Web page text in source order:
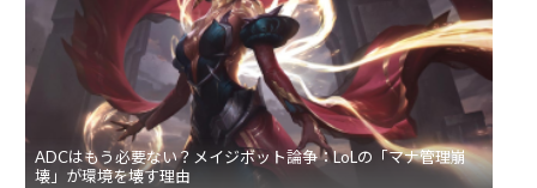
ADCはもう必要ない？メイジボット論争：LoLの「マナ管理崩
壊」が環境を壊す理由